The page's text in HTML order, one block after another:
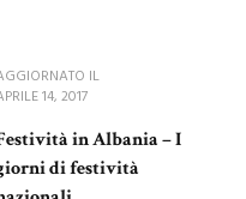
IL
14, 2017
in Albania – I
di festività